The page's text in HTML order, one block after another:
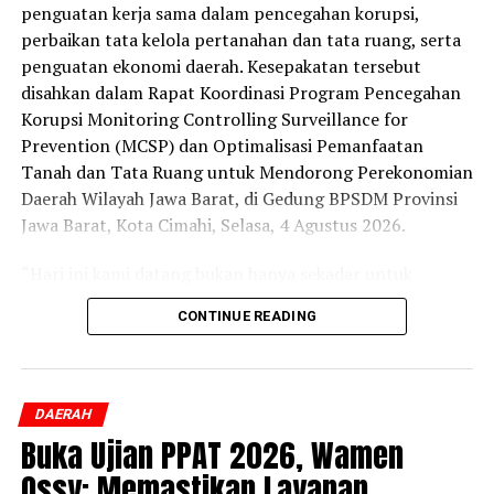
penguatan kerja sama dalam pencegahan korupsi,
perbaikan tata kelola pertanahan dan tata ruang, serta
penguatan ekonomi daerah. Kesepakatan tersebut
disahkan dalam Rapat Koordinasi Program Pencegahan
Korupsi Monitoring Controlling Surveillance for
Prevention (MCSP) dan Optimalisasi Pemanfaatan
Tanah dan Tata Ruang untuk Mendorong Perekonomian
Daerah Wilayah Jawa Barat, di Gedung BPSDM Provinsi
Jawa Barat, Kota Cimahi, Selasa, 4 Agustus 2026.
penandatanganan, tapi kami ingin menyatukan
komitmen, data, sistem, sumber daya, dan kewenangan
tata kelola yang transparan dan akuntabel,” ujar Staf
Ahli Bidang Pengembangan Kawasan, Dony Erwan
Brilianto.
CONTINUE READING
DAERAH
Buka Ujian PPAT 2026, Wamen